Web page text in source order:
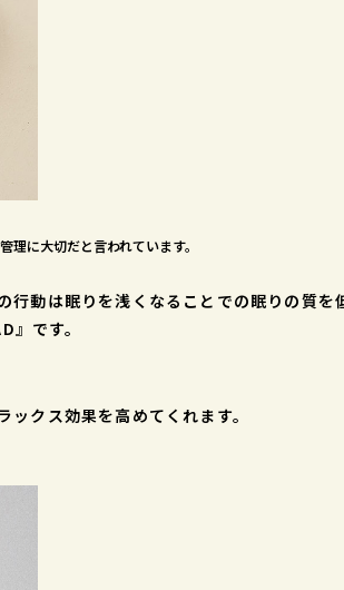
に大切だと言われています。
動は眠りを浅くなることでの眠りの質を
です。
クス効果を高めてくれます。